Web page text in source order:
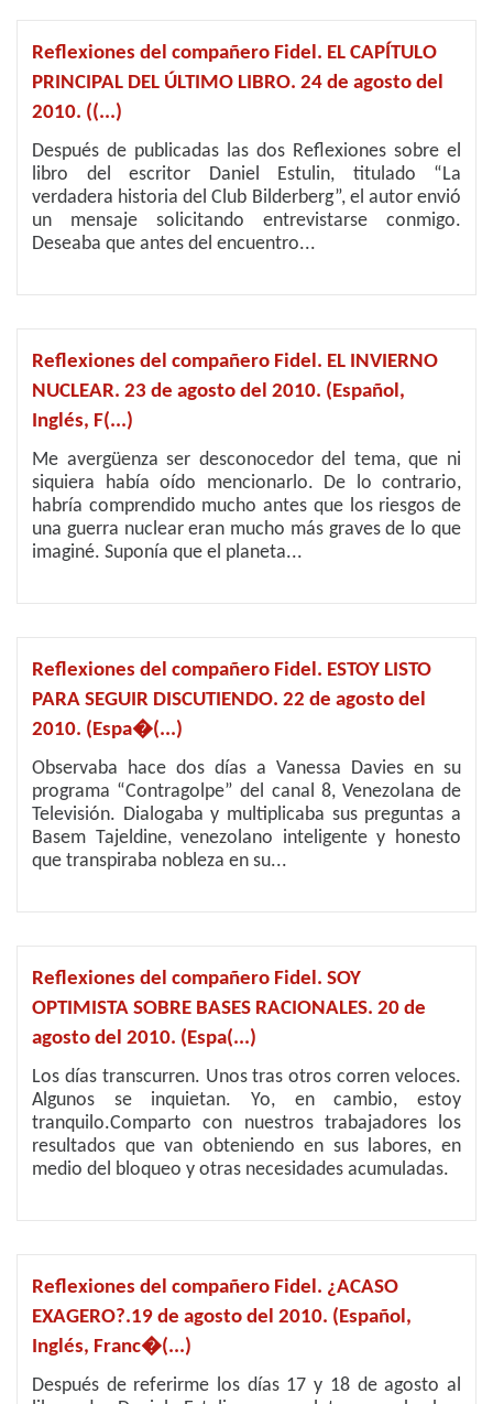
Reflexiones del compañero Fidel. EL CAPÍTULO
PRINCIPAL DEL ÚLTIMO LIBRO. 24 de agosto del
2010. ((...)
Después de publicadas las dos Reflexiones sobre el
libro del escritor Daniel Estulin, titulado “La
verdadera historia del Club Bilderberg”, el autor envió
un mensaje solicitando entrevistarse conmigo.
Deseaba que antes del encuentro...
Reflexiones del compañero Fidel. EL INVIERNO
NUCLEAR. 23 de agosto del 2010. (Español,
Inglés, F(...)
Me avergüenza ser desconocedor del tema, que ni
siquiera había oído mencionarlo. De lo contrario,
habría comprendido mucho antes que los riesgos de
una guerra nuclear eran mucho más graves de lo que
imaginé. Suponía que el planeta...
Reflexiones del compañero Fidel. ESTOY LISTO
PARA SEGUIR DISCUTIENDO. 22 de agosto del
2010. (Espa�(...)
Observaba hace dos días a Vanessa Davies en su
programa “Contragolpe” del canal 8, Venezolana de
Televisión. Dialogaba y multiplicaba sus preguntas a
Basem Tajeldine, venezolano inteligente y honesto
que transpiraba nobleza en su...
Reflexiones del compañero Fidel. SOY
OPTIMISTA SOBRE BASES RACIONALES. 20 de
agosto del 2010. (Espa(...)
Los días transcurren. Unos tras otros corren veloces.
Algunos se inquietan. Yo, en cambio, estoy
tranquilo.Comparto con nuestros trabajadores los
resultados que van obteniendo en sus labores, en
medio del bloqueo y otras necesidades acumuladas.
Reflexiones del compañero Fidel. ¿ACASO
EXAGERO?.19 de agosto del 2010. (Español,
Inglés, Franc�(...)
Después de referirme los días 17 y 18 de agosto al